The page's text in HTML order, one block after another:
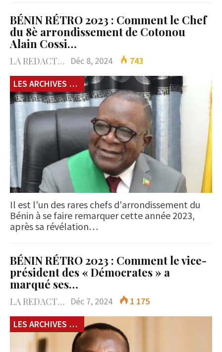
BÉNIN RÉTRO 2023 : Comment le Chef
du 8è arrondissement de Cotonou
Alain Cossi…
LA REDACTION Déc 8, 2024
743
LES ARCHIVES du 229
Il est l'un des rares chefs d'arrondissement du
Bénin à se faire remarquer cette année 2023,
après sa révélation…
BÉNIN RÉTRO 2023 : Comment le vice-
président des « Démocrates » a
marqué ses…
LA REDACTION Déc 7, 2024
1 175
LES ARCHIVES du 229